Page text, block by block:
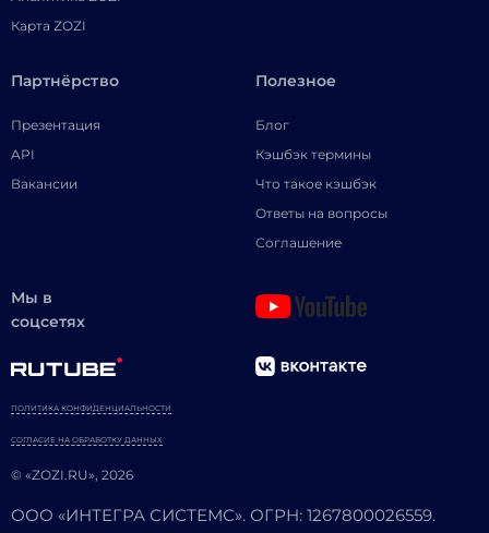
Карта ZOZI
Партнёрство
Презентация
API
Вакансии
Полезное
Блог
Кэшбэк термины
Что такое кэшбэк
Ответы на вопросы
Соглашение
Мы в
соцсетях
© «ZOZI.RU», 2026
ПОЛИТИКА КОНФИДЕНЦИАЛЬНОСТИ
СОГЛАСИЕ НА ОБРАБОТКУ ДАННЫХ
ООО «ИНТЕГРА СИСТЕМС». ОГРН: 1267800026559.